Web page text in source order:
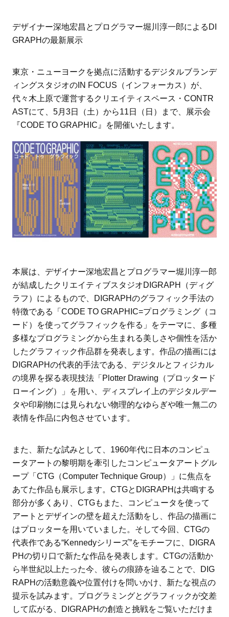
ス学」
タログ
デザイナー深地宏昌とプログラマー堀川淳一郎によるDI
GRAPHの最新展示
東京・ニューヨークを拠点に活動するデジタルブランデ
ィングスタジオのIN FOCUS（インフォーカス）が、
代々木上原で運営するクリエイティスペース・CONTR
ASTにて、5月3日（土）から11日（日）まで、展示会
『CODE TO GRAPHIC』を開催いたします。
本展は、デザイナー深地宏昌とプログラマー堀川淳一郎
が結成したクリエイティブスタジオDIGRAPH（ディグ
ラフ）によるもので、DIGRAPHのグラフィック手法の
特徴である「CODE TO GRAPHIC=プログラミング（コ
ード）を使ってグラフィックを作る」をテーマに、多種
多様なプログラミングから生まれる美しさや個性を活か
したグラフィック作品群を発表します。作品の描画には
DIGRAPHの代表的手法である、デジタルとフィジカル
の境界を探る表現技法「Plotter Drawing（プロッタード
ローイング）」を用い、ディスプレイ上のデジタルデー
タや印刷物には見られない物理的なゆらぎや唯一無二の
表情を作品に内包させています。
また、新たな試みとして、1960年代に日本のコンピュ
ータアートの黎明期を牽引したコンピュータアートグル
ープ「CTG（Computer Technique Group）」に焦点を
あてた作品も展示します。CTGとDIGRAPHは共鳴する
部分が多くあり、CTGもまた、コンピュータを使って
アートとデザインの壁を超えた活動をし、作品の描画に
はプロッターを用いていました。そして今回、CTGの
代表作である“Kennedyシリーズ”をモチーフに、DIGRA
PHの切り口で新たな作品を発表します。CTGの活動か
ら半世紀以上たった今、彼らの痕跡を辿ることで、DIG
RAPHの活動意義や位置付けを問いかけ、新たな視点の
提示を試みます。プログラミングとグラフィックが交差
して広がる、DIGRAPHの創造と挑戦をご覧いただけま